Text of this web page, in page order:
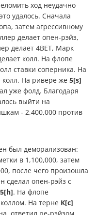
ход неудачно
удалось. Сначала
затем агрессивному
делает опен-рэйз,
делает 4ВЕТ, Марк
колл. На флопе
ставки соперника. На
колл. На ривере же 5[s]
уже фолд. Благодаря
выйти на
- 2,400,000 против
был деморализован:
в 1,100,000, затем
после чего произошла
сделал опен-рэйз с
. На флопе
На терне К[c]